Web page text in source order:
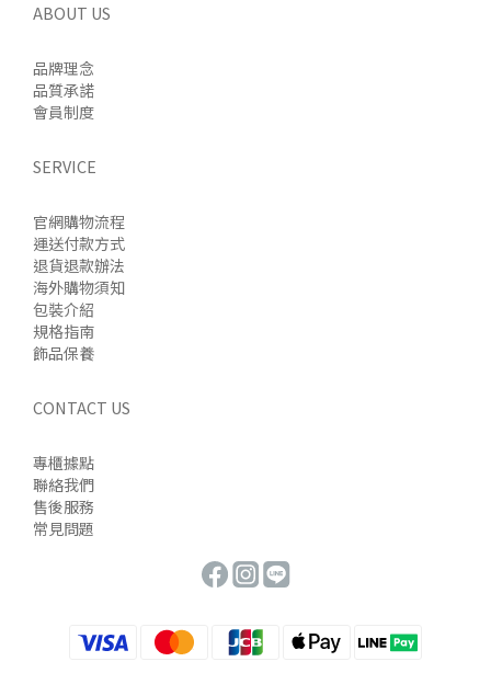
ABOUT US
品牌理念
品質承諾
會員制度
SERVICE
官網購物流程
運送付款方式
退貨退款辦法
海外購物須知
包裝介紹
規格指南
飾品保養
CONTACT US
專櫃據點
聯絡我們
售後服務
常見問題